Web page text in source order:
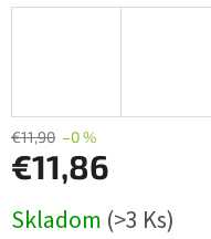
€11,90 –0 %
€11,86
cena:
Skladom (>3 Ks)